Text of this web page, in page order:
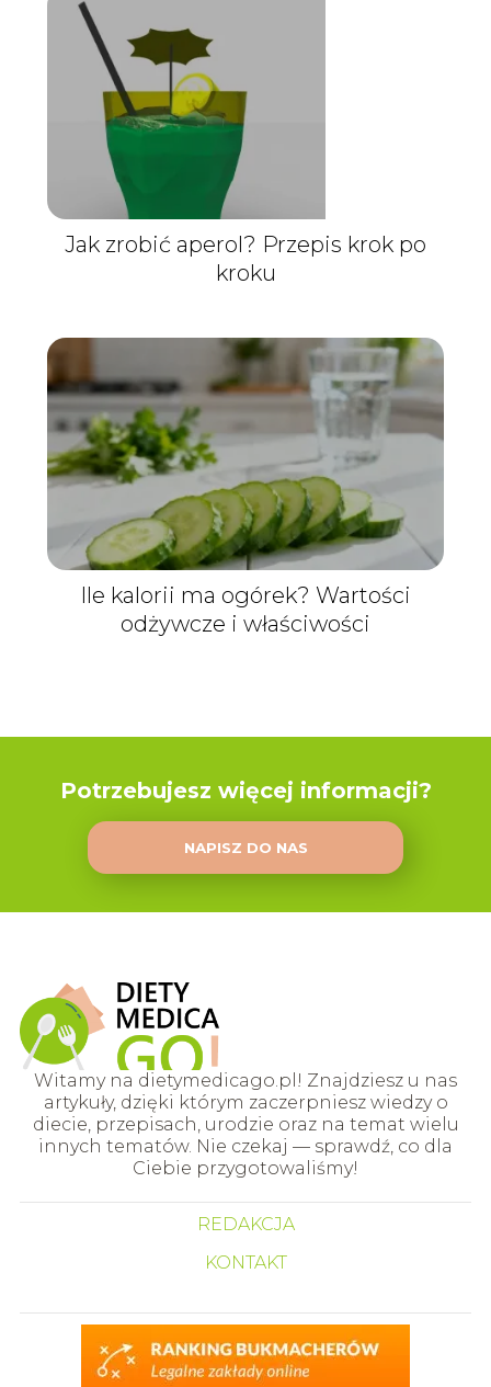
Jak zrobić aperol? Przepis krok po
kroku
Ile kalorii ma ogórek? Wartości
odżywcze i właściwości
Potrzebujesz więcej informacji?
NAPISZ DO NAS
Witamy na dietymedicago.pl! Znajdziesz u nas
artykuły, dzięki którym zaczerpniesz wiedzy o
diecie, przepisach, urodzie oraz na temat wielu
innych tematów. Nie czekaj — sprawdź, co dla
Ciebie przygotowaliśmy!
REDAKCJA
KONTAKT